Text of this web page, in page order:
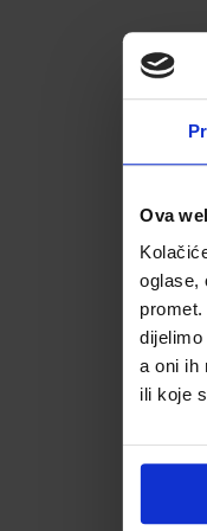
Ova
oglase,
a oni ih
ili koje